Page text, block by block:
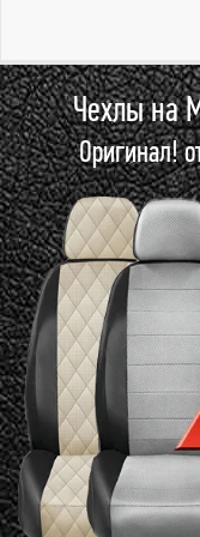
Чехлы на
Оригинал!